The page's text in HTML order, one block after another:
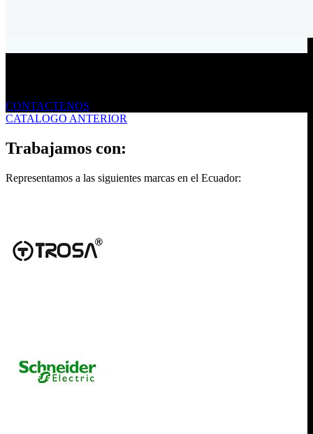
CONTACTENOS
CATALOGO ANTERIOR
Trabajamos con:
Representamos a las siguientes marcas en el Ecuador: